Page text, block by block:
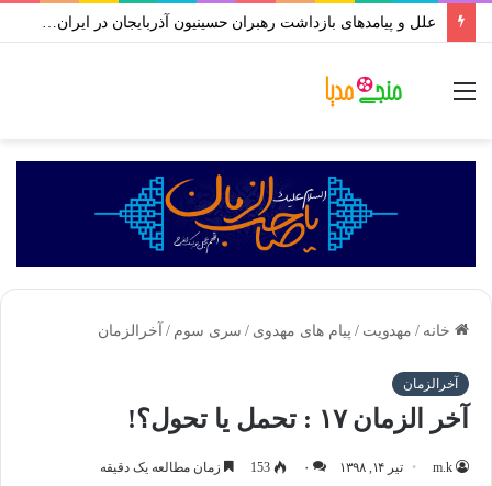
علل و پیامدهای بازداشت رهبران حسینیون آذربایجان در ایران | علی اکبر رائفی پور
خانه / مهدویت / پیام های مهدوی / سری سوم / آخرالزمان
آخرالزمان
آخر الزمان ۱۷ : تحمل یا تحول؟!
m.k تیر ۱۴, ۱۳۹۸ ۰ 153 زمان مطالعه یک دقیقه